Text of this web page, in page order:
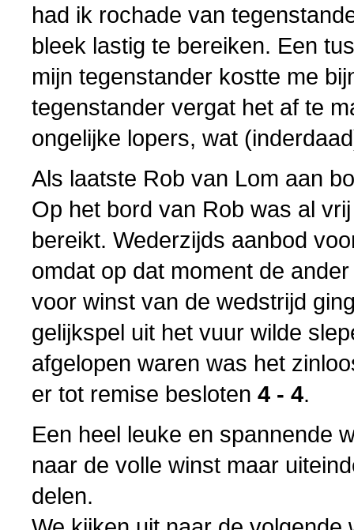
had ik rochade van
bleek lastig te bereiken. Een
mijn tegenstander kostte me
tegenstander vergat het af te
ongelijke lopers, wat
Als laatste Rob van Lom aan
Op het bord van Rob was al
bereikt. Wederzijds aanbod
omdat op dat moment de
voor winst van de wedstrijd
gelijkspel uit het vuur wilde
afgelopen waren was het
er tot remise besloten 4 - 4.
Een heel leuke en spannende
naar de volle winst maar
delen.